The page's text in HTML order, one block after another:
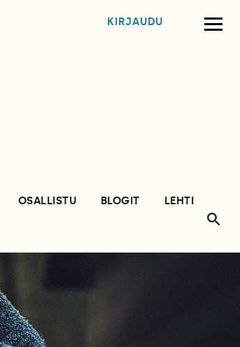
KIRJAUDU
OSALLISTU BLOGIT
LEHTI